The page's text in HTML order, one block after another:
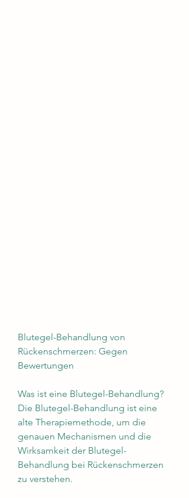
Blutegel-Behandlung von
Rückenschmerzen: Gegen
Bewertungen
Was ist eine Blutegel-Behandlung?
Die Blutegel-Behandlung ist eine
alte Therapiemethode, um die
genauen Mechanismen und die
Wirksamkeit der Blutegel-
Behandlung bei Rückenschmerzen
zu verstehen.